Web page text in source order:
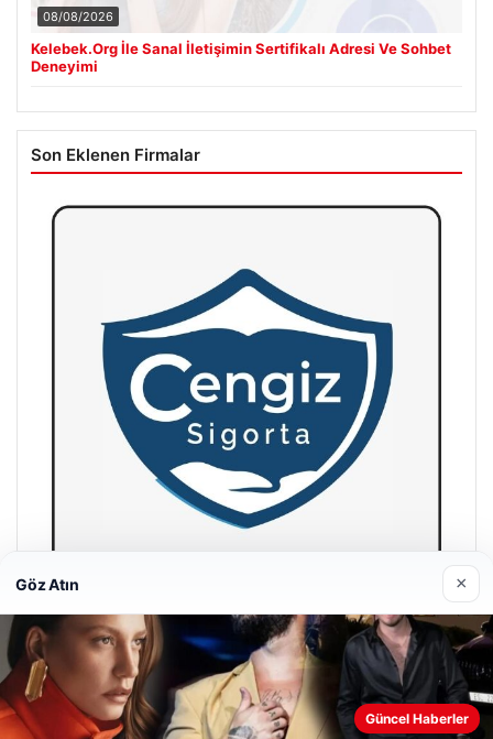
08/08/2026
Kelebek.Org İle Sanal İletişimin Sertifikalı Adresi Ve Sohbet
Deneyimi
Son Eklenen Firmalar
Hastaş Beton
26/05/2026
Web sitemizi nasıl kullandığınızı daha iyi anlayabilmek,
Göz Atın ×
Güncel Haberler